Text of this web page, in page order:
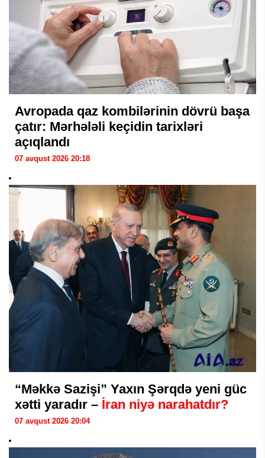
Avropada qaz kombilərinin dövrü başa
çatır: Mərhələli keçidin tarixləri
açıqlandı
07 avqust 2026 20:18
“Məkkə Sazişi” Yaxın Şərqdə yeni güc
xətti yaradır – İran niyə narahatdır?
07 avqust 2026 20:04